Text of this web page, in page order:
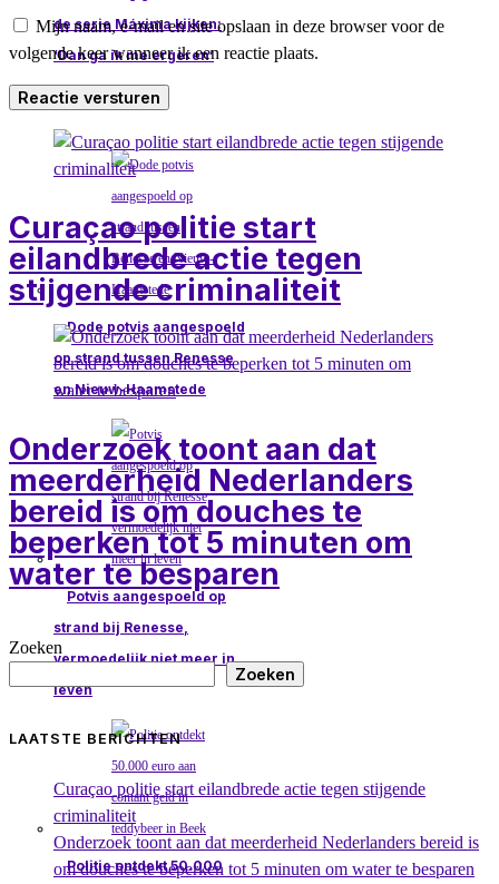
de serie Máxima kijken:
‘Dan ga ik me ergeren’
Lokaal nieuws
Dode potvis aangespoeld
op strand tussen Renesse
en Nieuw-Haamstede
Potvis aangespoeld op
strand bij Renesse,
vermoedelijk niet meer in
leven
Politie ontdekt 50.000
Mijn naam, e-mail en site opslaan in deze browser voor de
volgende keer wanneer ik een reactie plaats.
Curaçao politie start
eilandbrede actie tegen
stijgende criminaliteit
Onderzoek toont aan dat
meerderheid Nederlanders
bereid is om douches te
beperken tot 5 minuten om
water te besparen
Zoeken
Zoeken
LAATSTE BERICHTEN
Curaçao politie start eilandbrede actie tegen stijgende
criminaliteit
Onderzoek toont aan dat meerderheid Nederlanders bereid is
om douches te beperken tot 5 minuten om water te besparen